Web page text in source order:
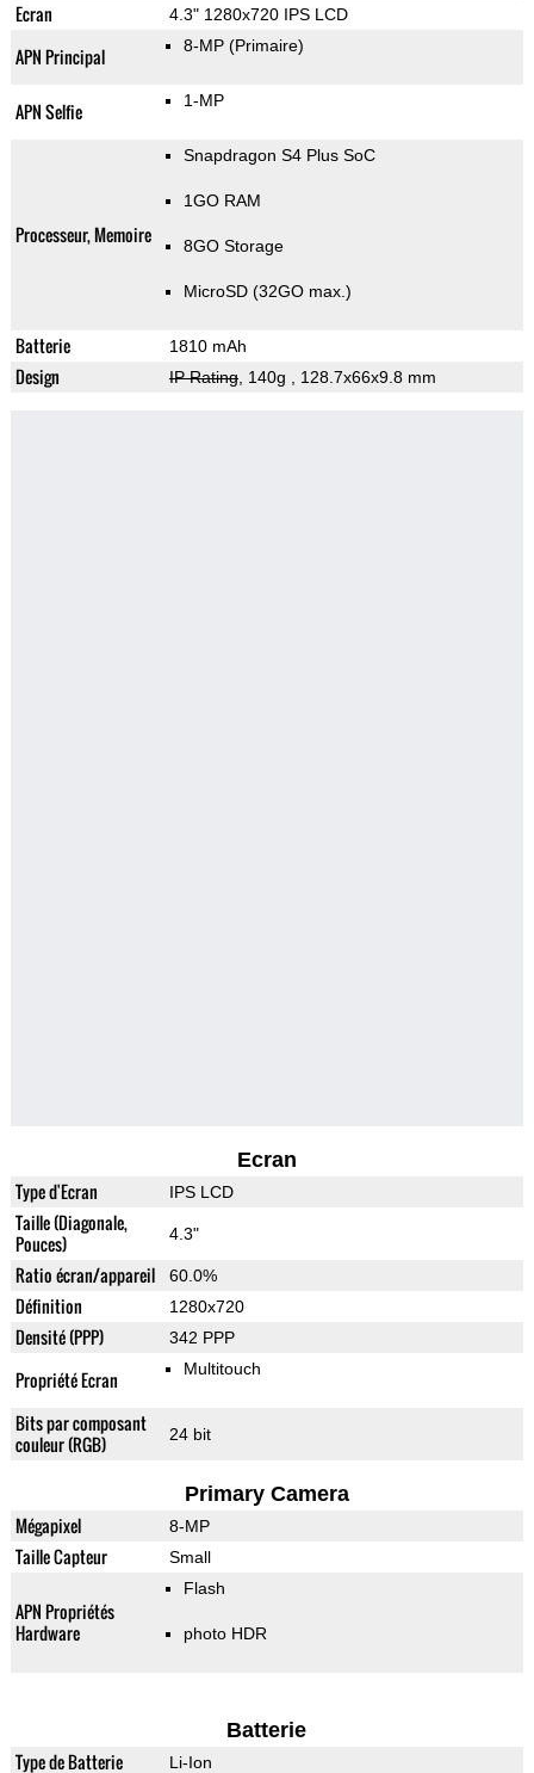
Ecran 4.3" 1280x720 IPS LCD
APN Principal 8-MP (Primaire)
APN Selfie 1-MP
Processeur, Memoire
Snapdragon S4 Plus SoC
1GO RAM
8GO Storage
MicroSD (32GO max.)
Batterie 1810 mAh
Design IP Rating, 140g , 128.7x66x9.8 mm
Ecran
Type d'Ecran IPS LCD
Taille (Diagonale,
Pouces)
4.3"
Ratio écran/appareil 60.0%
Définition 1280x720
Densité (PPP) 342 PPP
Propriété Ecran Multitouch
Bits par composant
couleur (RGB)
24 bit
Primary Camera
Mégapixel 8-MP
Taille Capteur Small
APN Propriétés
Hardware
Flash
photo HDR
Batterie
Type de Batterie Li-Ion